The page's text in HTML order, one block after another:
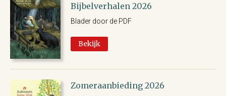
Bijbelverhalen 2026
Blader door de PDF
Bekijk
Zomeraanbieding 2026